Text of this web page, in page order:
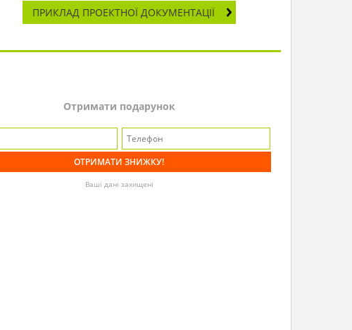
ПРИКЛАД ПРОЕКТНОЇ ДОКУМЕНТАЦІЇ
Отримати подарунок
Ваші дані захищені